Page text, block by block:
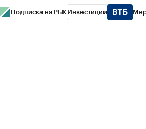
Подписка на РБК Инвестиции